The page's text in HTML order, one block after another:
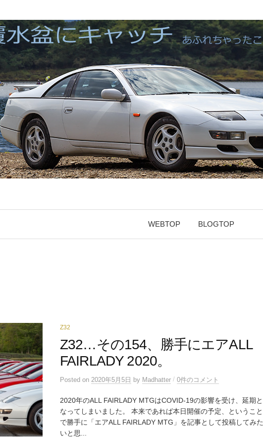
WEBTOP BLOGTOP
Z32
Z32…その154、勝手にエアALL
FAIRLADY 2020。
Posted on 2020年5月5日 by Madhatter / 0件のコメント
2020年のALL FAIRLADY MTGはCOVID-19の影響を受け、延期と
なってしまいました。 本来であれば本日開催の予定、ということ
で勝手に「エアALL FAIRLADY MTG」を記事として投稿してみた
いと思...